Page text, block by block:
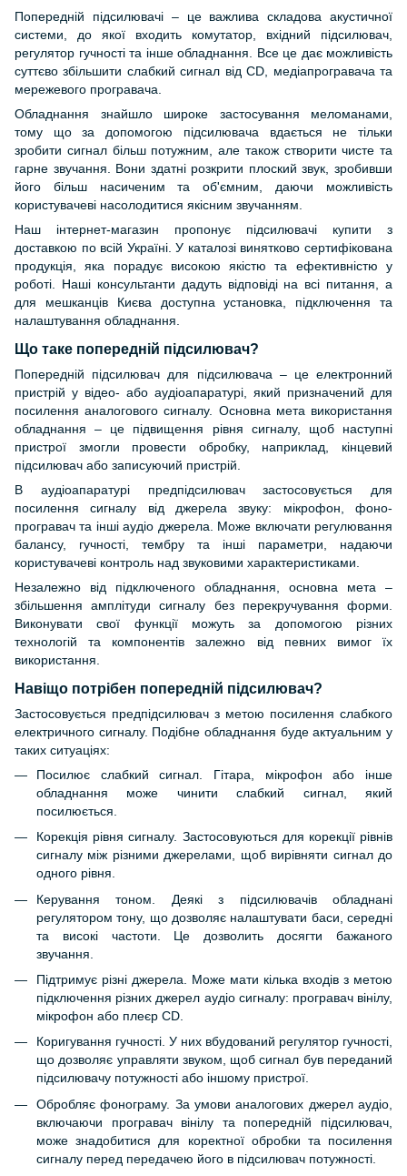
Попередній підсилювачі – це важлива складова акустичної
системи, до якої входить комутатор, вхідний підсилювач,
регулятор гучності та інше обладнання. Все це дає можливість
суттєво збільшити слабкий сигнал від CD, медіапрогравача та
мережевого програвача.
Обладнання знайшло широке застосування меломанами,
тому що за допомогою підсилювача вдається не тільки
зробити сигнал більш потужним, але також створити чисте та
гарне звучання. Вони здатні розкрити плоский звук, зробивши
його більш насиченим та об'ємним, даючи можливість
користувачеві насолодитися якісним звучанням.
Наш інтернет-магазин пропонує підсилювачі купити з
доставкою по всій Україні. У каталозі винятково сертифікована
продукція, яка порадує високою якістю та ефективністю у
роботі. Наші консультанти дадуть відповіді на всі питання, а
для мешканців Києва доступна установка, підключення та
налаштування обладнання.
Що таке попередній підсилювач?
Попередній підсилювач для підсилювача – це електронний
пристрій у відео- або аудіоапаратурі, який призначений для
посилення аналогового сигналу. Основна мета використання
обладнання – це підвищення рівня сигналу, щоб наступні
пристрої змогли провести обробку, наприклад, кінцевий
підсилювач або записуючий пристрій.
В аудіоапаратурі предпідсилювач застосовується для
посилення сигналу від джерела звуку: мікрофон, фоно-
програвач та інші аудіо джерела. Може включати регулювання
балансу, гучності, тембру та інші параметри, надаючи
користувачеві контроль над звуковими характеристиками.
Незалежно від підключеного обладнання, основна мета –
збільшення амплітуди сигналу без перекручування форми.
Виконувати свої функції можуть за допомогою різних
технологій та компонентів залежно від певних вимог їх
використання.
Навіщо потрібен попередній підсилювач?
Застосовується предпідсилювач з метою посилення слабкого
електричного сигналу. Подібне обладнання буде актуальним у
таких ситуаціях:
Посилює слабкий сигнал. Гітара, мікрофон або інше
обладнання може чинити слабкий сигнал, який
посилюється.
Корекція рівня сигналу. Застосовуються для корекції рівнів
сигналу між різними джерелами, щоб вирівняти сигнал до
одного рівня.
Керування тоном. Деякі з підсилювачів обладнані
регулятором тону, що дозволяє налаштувати баси, середні
та високі частоти. Це дозволить досягти бажаного
звучання.
Підтримує різні джерела. Може мати кілька входів з метою
підключення різних джерел аудіо сигналу: програвач вінілу,
мікрофон або плеєр CD.
Коригування гучності. У них вбудований регулятор гучності,
що дозволяє управляти звуком, щоб сигнал був переданий
підсилювачу потужності або іншому пристрої.
Обробляє фонограму. За умови аналогових джерел аудіо,
включаючи програвач вінілу та попередній підсилювач,
може знадобитися для коректної обробки та посилення
сигналу перед передачею його в підсилювач потужності.